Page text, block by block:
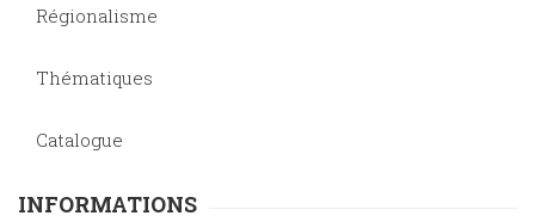
Régionalisme
Thématiques
Catalogue
INFORMATIONS